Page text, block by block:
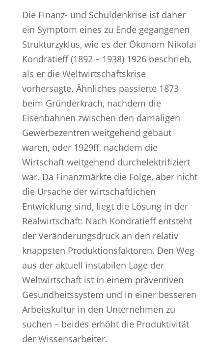
Die Finanz- und Schuldenkrise ist daher
ein Symptom eines zu Ende gegangenen
Strukturzyklus, wie es der Ökonom Nikolai
Kondratieff (1892 – 1938) 1926 beschrieb,
als er die Weltwirtschaftskrise
vorhersagte. Ähnliches passierte 1873
beim Gründerkrach, nachdem die
Eisenbahnen zwischen den damaligen
Gewerbezentren weitgehend gebaut
waren, oder 1929ff, nachdem die
Wirtschaft weitgehend durchelektrifiziert
war. Da Finanzmärkte die Folge, aber nicht
die Ursache der wirtschaftlichen
Entwicklung sind, liegt die Lösung in der
Realwirtschaft: Nach Kondratieff entsteht
der Veränderungsdruck an den relativ
knappsten Produktionsfaktoren. Den Weg
aus der aktuell instabilen Lage der
Weltwirtschaft ist in einem präventiven
Gesundheitssystem und in einer besseren
Arbeitskultur in den Unternehmen zu
suchen – beides erhöht die Produktivität
der Wissensarbeiter.